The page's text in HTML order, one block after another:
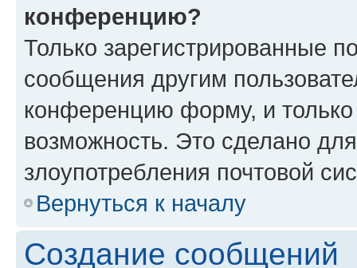
конференцию?
Только зарегистрированные
сообщения другим
конференцию форму, и
возможность. Это сделано
злоупотребления почтовой
Вернуться к началу
Создание сообщений